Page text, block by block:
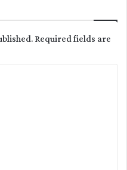
Required fields are